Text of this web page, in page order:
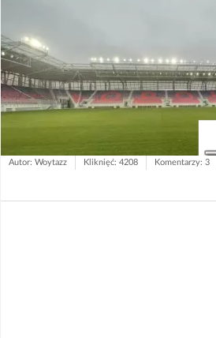
Autor: Woytazz Kliknięć: 4208 Komentarzy: 3